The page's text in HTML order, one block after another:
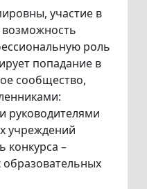
участие в
возможность
роль
попадание в
сообщество,
руководителями
учреждений
конкурса –
образовательных